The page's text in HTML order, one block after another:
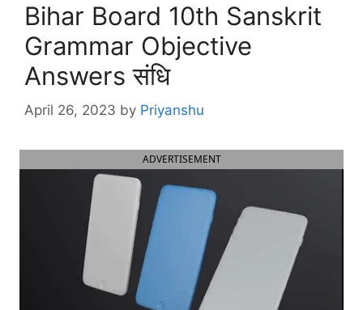
Bihar Board 10th Sanskrit
Grammar Objective
Answers संधि
April 26, 2023 by Priyanshu
ADVERTISEMENT